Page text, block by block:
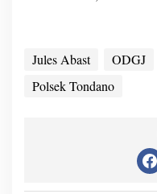
Jules Abast ODGJ
Polsek Tondano